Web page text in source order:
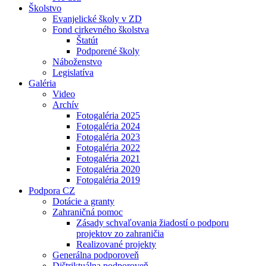
Školstvo
Evanjelické školy v ZD
Fond cirkevného školstva
Štatút
Podporené školy
Náboženstvo
Legislatíva
Galéria
Video
Archív
Fotogaléria 2025
Fotogaléria 2024
Fotogaléria 2023
Fotogaléria 2022
Fotogaléria 2021
Fotogaléria 2020
Fotogaléria 2019
Podpora CZ
Dotácie a granty
Zahraničná pomoc
Zásady schvaľovania žiadostí o podporu
projektov zo zahraničia
Realizované projekty
Generálna podporoveň